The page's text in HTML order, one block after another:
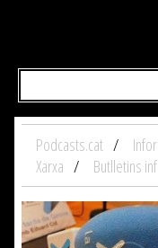
Podcasts.cat
Xarxa
Butlletins